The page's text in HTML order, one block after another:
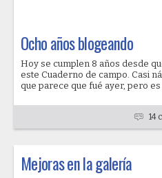
Ocho años blogeando
Hoy se cumplen 8 años desde
este Cuaderno de campo. Casi
que parece que fué ayer, pero
14
Mejoras en la galería